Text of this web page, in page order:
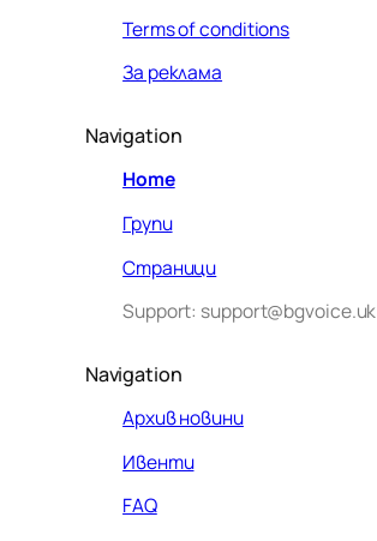
Terms of conditions
За реклама
Navigation
Home
Групи
Страници
Support: support@bgvoice.uk
Navigation
Архив новини
Ивенти
FAQ